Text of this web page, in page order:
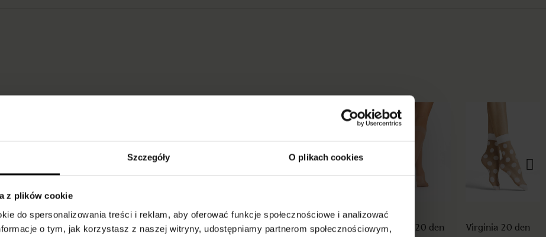
Szczegóły O plikach cookies
z plików cookie
do spersonalizowania treści i reklam, aby oferować funkcje społecznościowe i analizować
o tym, jak korzystasz z naszej witryny, udostępniamy partnerom społecznościowym,
Lili 20 den Spring 20 den Donatella Amour 20 den Massage 20 den Virginia 20 den